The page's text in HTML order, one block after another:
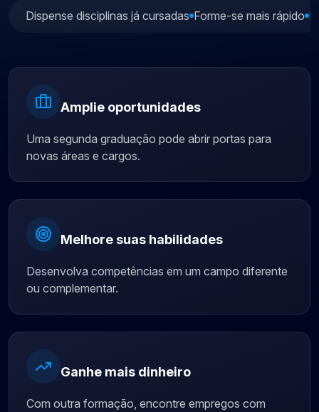
Dispense disciplinas já cursadas Forme-se mais rápido
Amplie oportunidades
Uma segunda graduação pode abrir portas para
novas áreas e cargos.
Melhore suas habilidades
Desenvolva competências em um campo diferente
ou complementar.
Ganhe mais dinheiro
Com outra formação, encontre empregos com